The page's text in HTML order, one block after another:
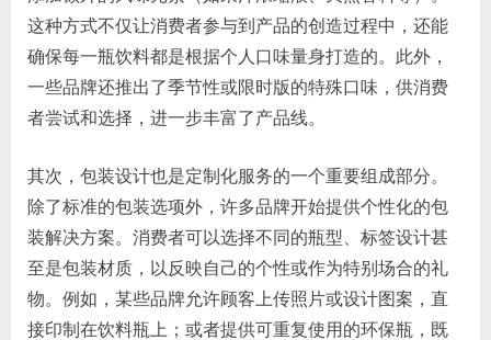
这种方式不仅让消费者参与到产品的创造过程中，还能
确保每一瓶饮料都是根据个人口味量身打造的。此外，
一些品牌还推出了季节性或限时版的特殊口味，供消费
者尝试和选择，进一步丰富了产品线。
其次，包装设计也是定制化服务的一个重要组成部分。
除了标准的包装选项外，许多品牌开始提供个性化的包
装解决方案。消费者可以选择不同的瓶型、标签设计甚
至是包装材质，以反映自己的个性或作为特别场合的礼
物。例如，某些品牌允许顾客上传照片或设计图案，直
接印制在饮料瓶上；或者提供可重复使用的环保瓶，既